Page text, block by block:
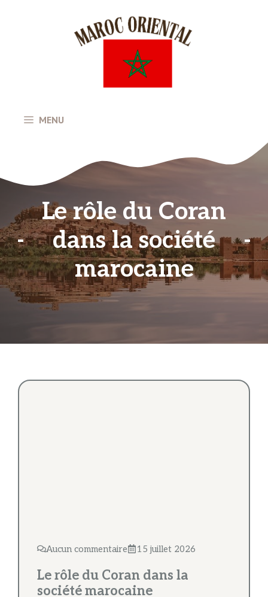
MENU
Le rôle du Coran
dans la société
marocaine
Aucun commentaire 15 juillet 2026
Le rôle du Coran dans la
société marocaine